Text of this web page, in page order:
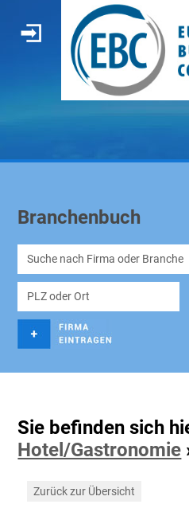
Branchenbuch
Sie befinden sich
Hotel/Gastronomie
Zurück zur Übersicht